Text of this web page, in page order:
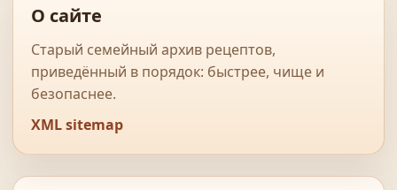
О сайте
Старый семейный архив рецептов,
приведённый в порядок: быстрее, чище и
безопаснее.
XML sitemap